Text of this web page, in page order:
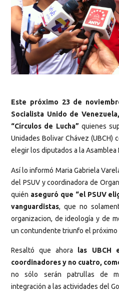
Este próximo 23 de
Socialista Unido de
“Círculos de Lucha” quienes
Unidades Bolivar Chávez (UBCH)
elegir los diputados a la Asamblea
Así lo informó Maria Gabriela
del PSUV y coordinadora de
quién aseguró que “el PSUV
vanguardistas, que no
organizacion, de ideología y de
un contundente triunfo el próximo
Resaltó que ahora las UBCH
coordinadores y no cuatro,
no sólo serán patrullas de
integración a las actividades del